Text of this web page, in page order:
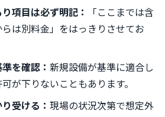
項目は必ず明記：
「ここまでは含
は別料金」をはっきりさせてお
を確認：新規設備が基準に適合し
が下りないこともあります。
受ける：現場の状況次第で想定外